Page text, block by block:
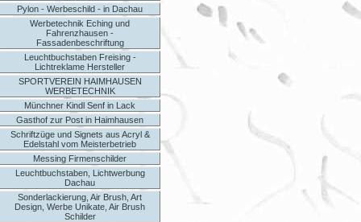
Pylon - Werbeschild - in Dachau
Werbetechnik Eching und
Fahrenzhausen -
Fassadenbeschriftung
Leuchtbuchstaben Freising -
Lichtreklame Hersteller
SPORTVEREIN HAIMHAUSEN
WERBETECHNIK
Münchner Kindl Senf in Lack
Gasthof zur Post in Haimhausen
Schriftzüge und Signets aus Acryl &
Edelstahl vom Meisterbetrieb
Messing Firmenschilder
Leuchtbuchstaben, Lichtwerbung
Dachau
Sonderlackierung, Air Brush, Art
Design, Werbe Unikate, Air Brush
Schilder